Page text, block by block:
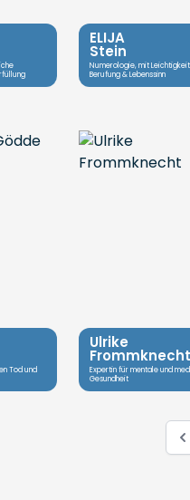
ELIJA
Stein
Numerologie, mit
Berufung & Lebenssinn
Tod und
Ulrike
Frommknecht
Expertin für mentale und
Gesundheit